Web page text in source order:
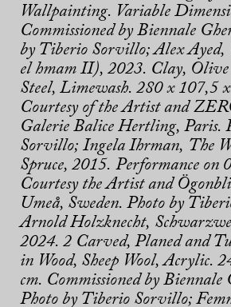
Wallpainting. Variable
Commissioned by Biennale
by Tiberio Sorvillo; Alex
el hmam II), 2023. Clay, Olive
Steel, Limewash. 280 x 107,5
Courtesy of the Artist and
Galerie Balice Hertling, Paris.
Sorvillo; Ingela Ihrman, The
Spruce, 2015. Performance on
Courtesy the Artist and
Umeå, Sweden. Photo by
Arnold Holzknecht,
2024. 2 Carved, Planed and
in Wood, Sheep Wool, Acrylic.
cm. Commissioned by Biennale
Photo by Tiberio Sorvillo;